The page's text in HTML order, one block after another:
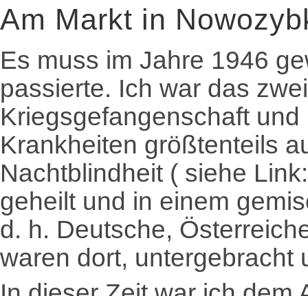
Am Markt in
Es muss im Jahre 1946
passierte. Ich war das
Kriegsgefangenschaft
Krankheiten größtenteils
Nachtblindheit ( siehe Link:
geheilt und in einem
d. h. Deutsche,
waren dort, untergebracht